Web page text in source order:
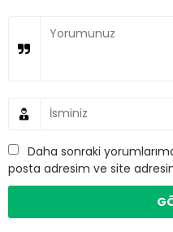
Daha sonraki
posta adresim ve site